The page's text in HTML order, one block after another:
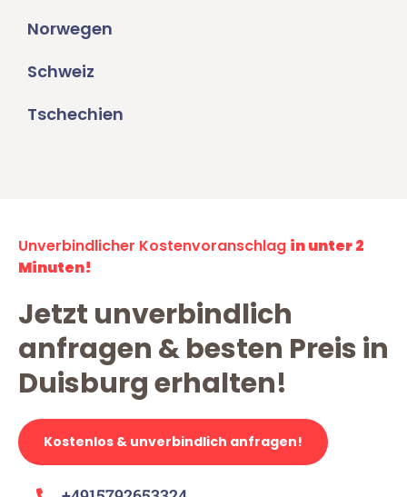
Norwegen
Schweiz
Tschechien
Unverbindlicher Kostenvoranschlag in unter 2
Minuten!
Jetzt unverbindlich
anfragen & besten Preis in
Duisburg erhalten!
Kostenlos & unverbindlich anfragen!